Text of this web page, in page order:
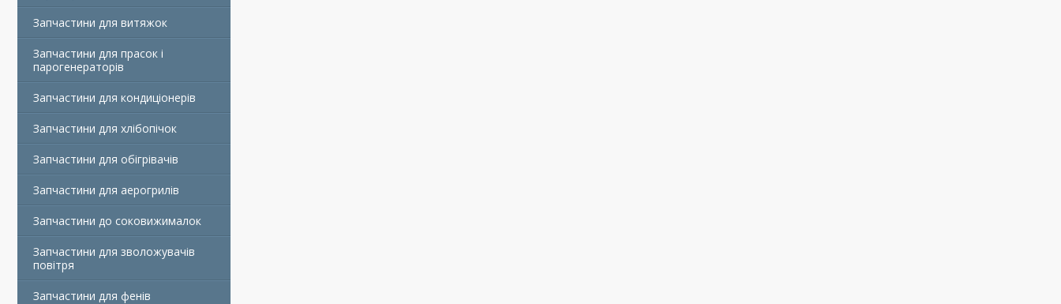
Запчастини для витяжок
Запчастини для прасок і
парогенераторів
Запчастини для кондиціонерів
Запчастини для хлібопічок
Запчастини для обігрівачів
Запчастини для аерогрилів
Запчастини до соковижималок
Запчастини для зволожувачів
повітря
Запчастини для фенів